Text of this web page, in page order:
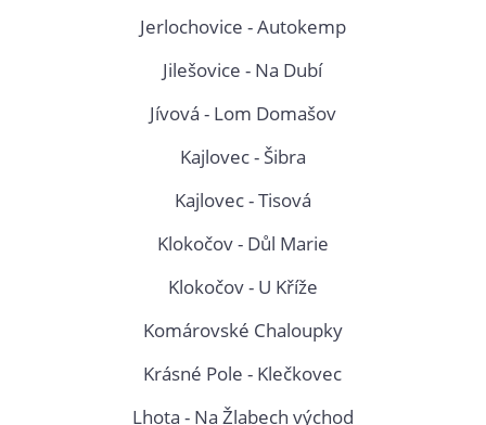
Jerlochovice - Autokemp
Jilešovice - Na Dubí
Jívová - Lom Domašov
Kajlovec - Šibra
Kajlovec - Tisová
Klokočov - Důl Marie
Klokočov - U Kříže
Komárovské Chaloupky
Krásné Pole - Klečkovec
Lhota - Na Žlabech východ